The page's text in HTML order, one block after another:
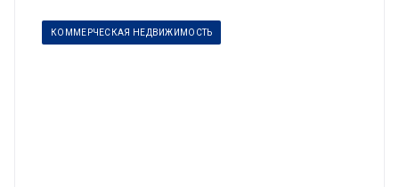
КОММЕРЧЕСКАЯ НЕДВИЖИМОСТЬ